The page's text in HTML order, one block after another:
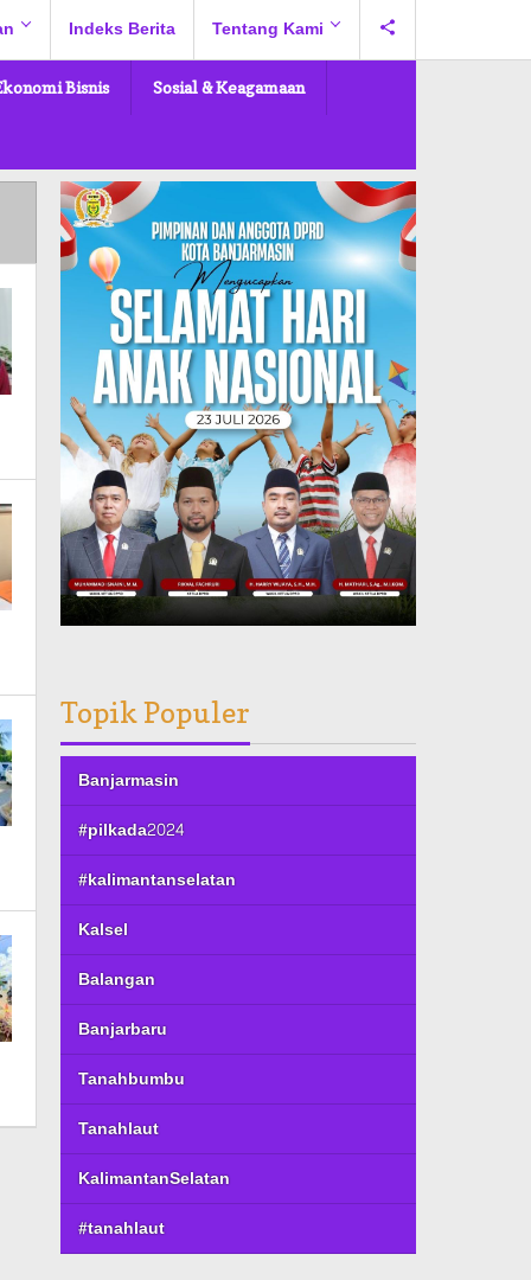
Indeks Berita Tentang Kami
Bisnis Sosial & Keagamaan
Topik Populer
Banjarmasin
#pilkada2024
#kalimantanselatan
Kalsel
Balangan
Banjarbaru
Tanahbumbu
Tanahlaut
KalimantanSelatan
#tanahlaut